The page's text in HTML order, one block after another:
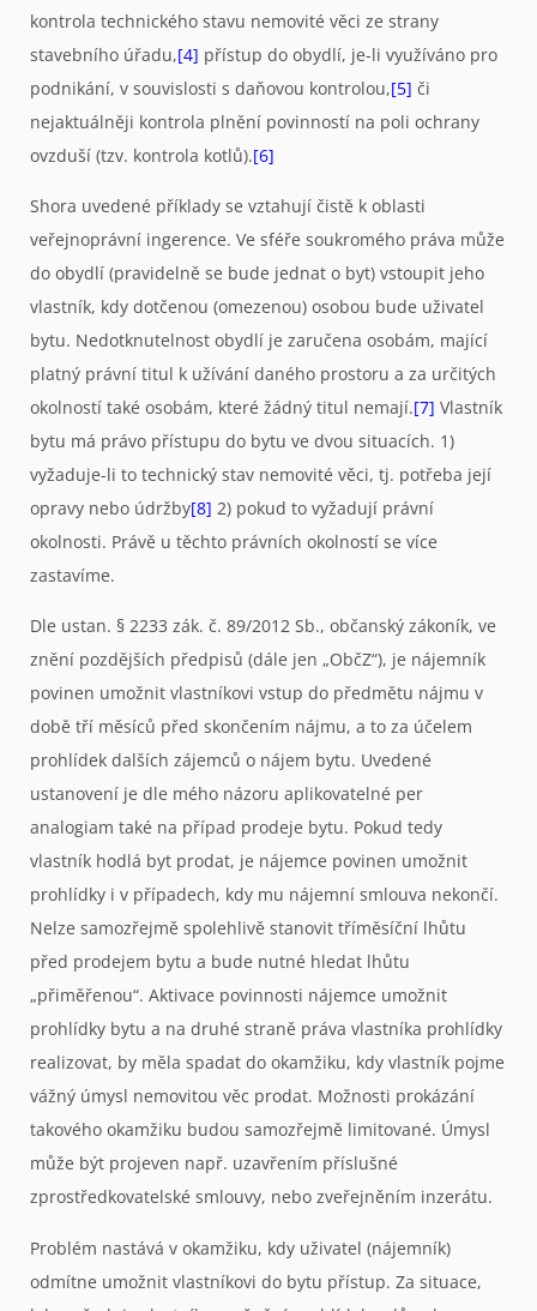
kontrola technického stavu nemovité věci ze strany
stavebního úřadu,[4] přístup do obydlí, je-li využíváno pro
podnikání, v souvislosti s daňovou kontrolou,[5] či
nejaktuálněji kontrola plnění povinností na poli ochrany
ovzduší (tzv. kontrola kotlů).[6]
Shora uvedené příklady se vztahují čistě k oblasti
veřejnoprávní ingerence. Ve sféře soukromého práva může
do obydlí (pravidelně se bude jednat o byt) vstoupit jeho
vlastník, kdy dotčenou (omezenou) osobou bude uživatel
bytu. Nedotknutelnost obydlí je zaručena osobám, mající
platný právní titul k užívání daného prostoru a za určitých
okolností také osobám, které žádný titul nemají.[7] Vlastník
bytu má právo přístupu do bytu ve dvou situacích. 1)
vyžaduje-li to technický stav nemovité věci, tj. potřeba její
opravy nebo údržby[8] 2) pokud to vyžadují právní
okolnosti. Právě u těchto právních okolností se více
zastavíme.
Dle ustan. § 2233 zák. č. 89/2012 Sb., občanský zákoník, ve
znění pozdějších předpisů (dále jen „ObčZ“), je nájemník
povinen umožnit vlastníkovi vstup do předmětu nájmu v
době tří měsíců před skončením nájmu, a to za účelem
prohlídek dalších zájemců o nájem bytu. Uvedené
ustanovení je dle mého názoru aplikovatelné per
analogiam také na případ prodeje bytu. Pokud tedy
vlastník hodlá byt prodat, je nájemce povinen umožnit
prohlídky i v případech, kdy mu nájemní smlouva nekončí.
Nelze samozřejmě spolehlivě stanovit tříměsíční lhůtu
před prodejem bytu a bude nutné hledat lhůtu
„přiměřenou“. Aktivace povinnosti nájemce umožnit
prohlídky bytu a na druhé straně práva vlastníka prohlídky
realizovat, by měla spadat do okamžiku, kdy vlastník pojme
vážný úmysl nemovitou věc prodat. Možnosti prokázání
takového okamžiku budou samozřejmě limitované. Úmysl
může být projeven např. uzavřením příslušné
zprostředkovatelské smlouvy, nebo zveřejněním inzerátu.
Problém nastává v okamžiku, kdy uživatel (nájemník)
odmítne umožnit vlastníkovi do bytu přístup. Za situace,